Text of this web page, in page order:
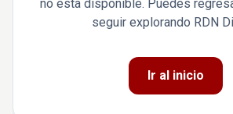
no está disponible. Puedes
seguir explorando RDN
Ir al inicio